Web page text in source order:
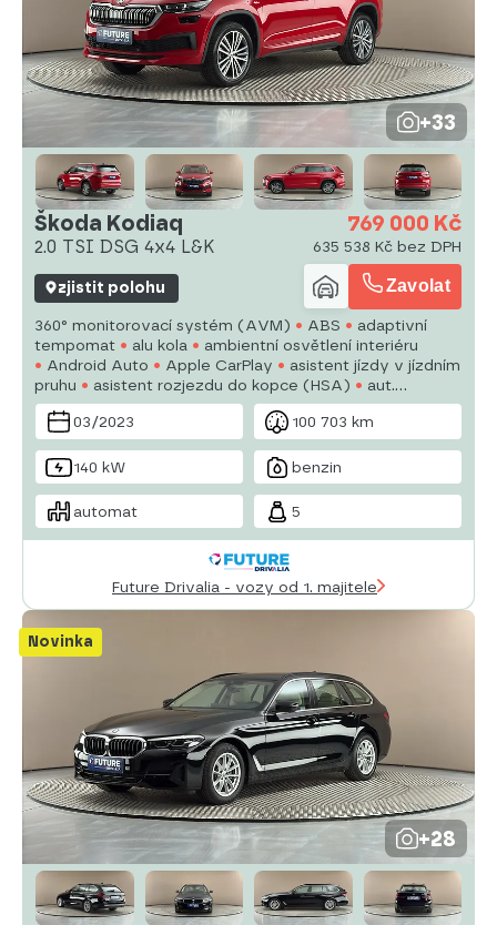
+33
Škoda Kodiaq
2.0 TSI DSG 4x4 L&K
769 000 Kč
635 538 Kč bez DPH
zjistit polohu Zavolat
360° monitorovací systém (AVM) ABS
adaptivní
tempomat
alu kola
ambientní osvětlení interiéru
Android Auto
Apple CarPlay
asistent jízdy v jízdním
pruhu
asistent rozjezdu do kopce (HSA)
aut.
klimatizace
aut. převodovka
automatické parkování
autorádio
bezdrátová nabíječka mobilních telefonů
bezklíčové odemykání
03/2023 100 703 km
140 kW benzin
automat 5
Future Drivalia - vozy od 1. majitele
Novinka
+28